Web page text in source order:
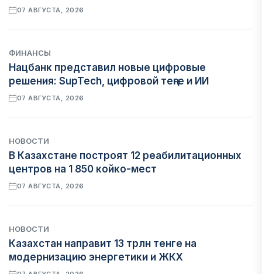
07 АВГУСТА, 2026
ФИНАНСЫ
Нацбанк представил новые цифровые
решения: SupTech, цифровой теңге и ИИ
07 АВГУСТА, 2026
НОВОСТИ
В Казахстане построят 12 реабилитационных
центров на 1 850 койко-мест
07 АВГУСТА, 2026
НОВОСТИ
Казахстан направит 13 трлн тенге на
модернизацию энергетики и ЖКХ